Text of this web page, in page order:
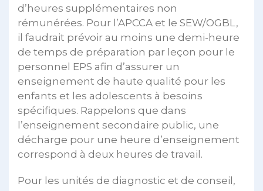
d’heures supplémentaires non
rémunérées. Pour l’APCCA et le SEW/OGBL,
il faudrait prévoir au moins une demi-heure
de temps de préparation par leçon pour le
personnel EPS afin d’assurer un
enseignement de haute qualité pour les
enfants et les adolescents à besoins
spécifiques. Rappelons que dans
l’enseignement secondaire public, une
décharge pour une heure d’enseignement
correspond à deux heures de travail.
Pour les unités de diagnostic et de conseil,